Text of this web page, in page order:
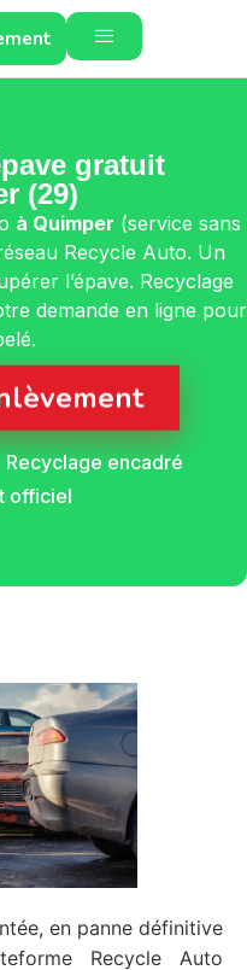
gratuit
(29)
à Quimper (service sans
Recycle Auto. Un
l’épave. Recyclage
demande en ligne pour
Recyclage encadré
officiel
en panne définitive
Recycle Auto